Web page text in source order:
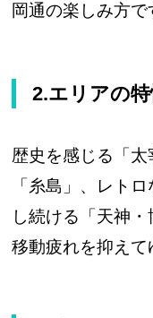
岡通の楽しみ方で
2.エリアの特
歴史を感じる「
「糸島」、レト
し続ける「天神
移動疲れを抑えて